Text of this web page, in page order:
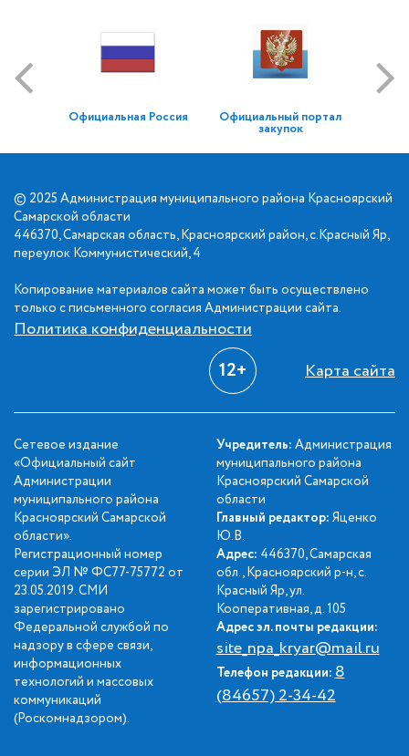
Официальная Россия Официальный портал
закупок
© 2025 Администрация муниципального района Красноярский
Самарской области
446370, Самарская область, Красноярский район, с.Красный Яр,
переулок Коммунистический, 4
Копирование материалов сайта может быть осуществлено
только с письменного согласия Администрации сайта.
Политика конфиденциальности
12+ Карта сайта
Сетевое издание
«Официальный сайт
Администрации
муниципального района
Красноярский Самарской
области».
Регистрационный номер
серии ЭЛ № ФС77-75772 от
23.05.2019. СМИ
зарегистрировано
Федеральной службой по
надзору в сфере связи,
информационных
технологий и массовых
коммуникаций
(Роскомнадзором).
Учредитель: Администрация
муниципального района
Красноярский Самарской
области
Главный редактор: Яценко
Ю.В.
Адрес: 446370, Самарская
обл., Красноярский р-н, с.
Красный Яр, ул.
Кооперативная, д. 105
Адрес эл. почты редакции:
site_npa_kryar@mail.ru
Телефон редакции:8
(84657) 2-34-42